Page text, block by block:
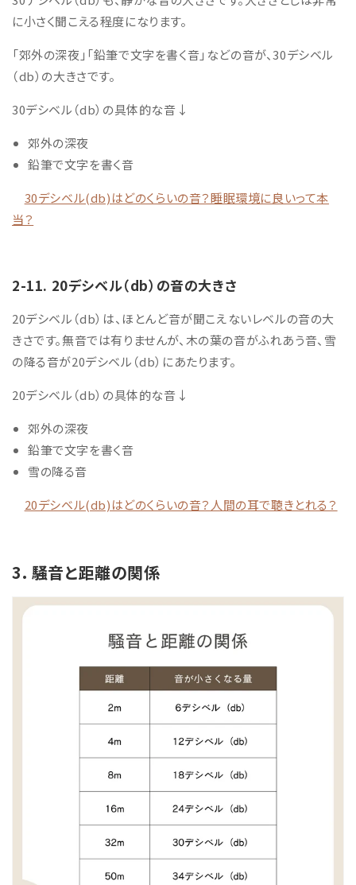
に小さく聞こえる程度になります。
「郊外の深夜」「鉛筆で文字を書く音」などの音が、30デシベル
（db）の大きさです。
30デシベル（db）の具体的な音↓
郊外の深夜
鉛筆で文字を書く音
30デシベル(db)はどのくらいの音？睡眠環境に良いって本
当？
2-11. 20デシベル（db）の音の大きさ
20デシベル （db）は、 ほとんど音が聞こえないレベルの音の大
きさです。無音では有りませんが、木の葉の音がふれあう音、雪
の降る音が20デシベル （db） にあたります。
20デシベル（db）の具体的な音↓
郊外の深夜
鉛筆で文字を書く音
雪の降る音
20デシベル(db)はどのくらいの音？人間の耳で聴きとれる？
3. 騒音と距離の関係